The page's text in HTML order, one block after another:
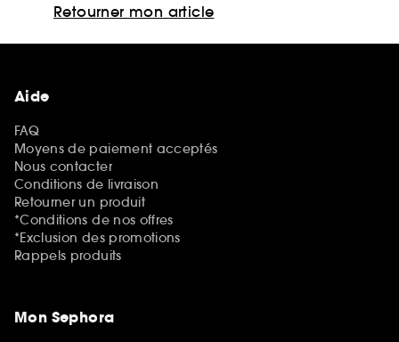
Retourner mon article
Aide
FAQ
Moyens de paiement acceptés
Nous contacter
Conditions de livraison
Retourner un produit
*Conditions de nos offres
*Exclusion des promotions
Rappels produits
Mon Sephora